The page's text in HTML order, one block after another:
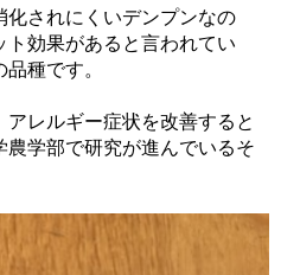
化されにくいデンプンなの
効果があると言われてい
種です。
レルギー症状を改善すると
農学部で研究が進んでいるそ